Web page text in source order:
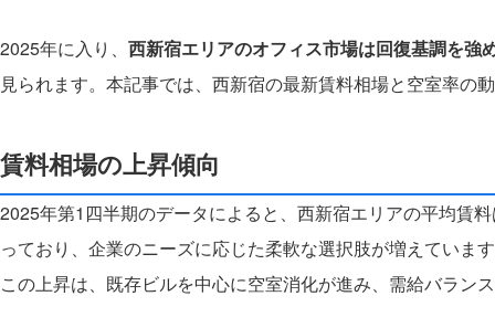
2025年に入り、 西新宿エリアのオフィス市場は回復基調を強
見られます。本記事では、西新宿の最新賃料相場と空室率の
賃料相場の上昇傾向
2025年第1四半期のデータによると、西新宿エリアの平均賃
っており、企業のニーズに応じた柔軟な選択肢が増えていま
この上昇は、既存ビルを中心に空室消化が進み、需給バラン